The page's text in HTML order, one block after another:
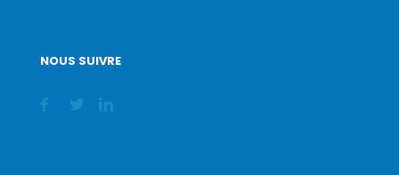
NOUS SUIVRE